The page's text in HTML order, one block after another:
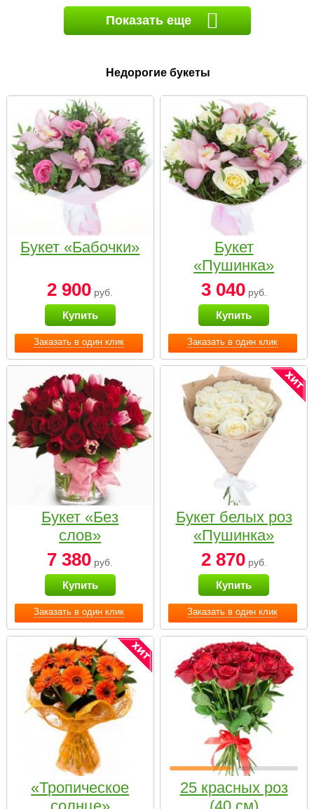
Показать еще
Недорогие букеты
Заказать в один клик
Букет «Бабочки»
2 900 руб.
Купить
Заказать в один клик
Букет
«Пушинка»
3 040руб.
Купить
Заказать в один клик
Букет «Без
слов»
7 380 руб.
Купить
Заказать в один клик
Букет белых роз
«Пушинка»
2 870руб.
Купить
«Тропическое
25 красных роз